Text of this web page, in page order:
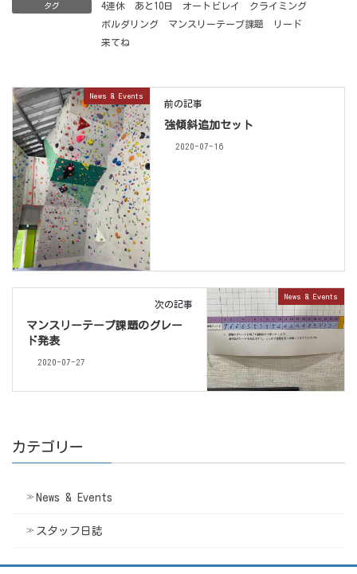
タグ 4連休 あと10日 オートビレイ
クライミング
ボルダリング
マンスリーテープ課題
リード
来てね
News & Events
前の記事
強傾斜追加セット
2020-07-16
News & Events
次の記事
マンスリーテープ課題のグレー
ド発表
2020-07-27
カテゴリー
News & Events
スタッフ日誌